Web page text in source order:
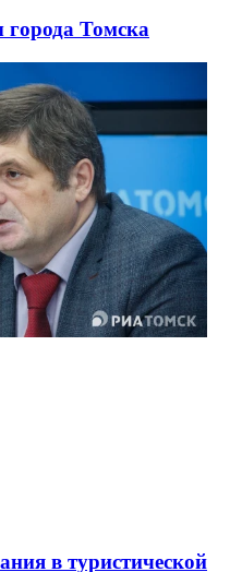
Томска
в туристической